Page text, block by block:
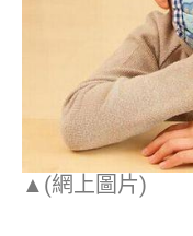
▲(網上圖片)